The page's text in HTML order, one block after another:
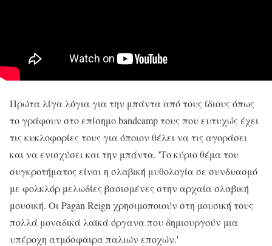
Πρώτα λίγα λόγια για την μπάντα από τους ίδιους όπως
το γράφουν στο επίσημο bandcamp τους που ευτυχώς έχει
τις κυκλοφορίες τους για όποιον θέλει να τις αγοράσει
και να ενισχύσει και την μπάντα. 'Το κύριο θέμα του
συγκροτήματος είναι η σλαβική μυθολογία σε συνδυασμό
με φολκλόρ μελωδίες βασισμένες στην αρχαία σλαβική
μουσική. Οι Pagan Reign χρησιμοποιούν στη μουσική τους
πολλά μοναδικά λαϊκά όργανα που δημιουργούν μια
υπέροχη ατμόσφαιρα παλιών εποχών.'